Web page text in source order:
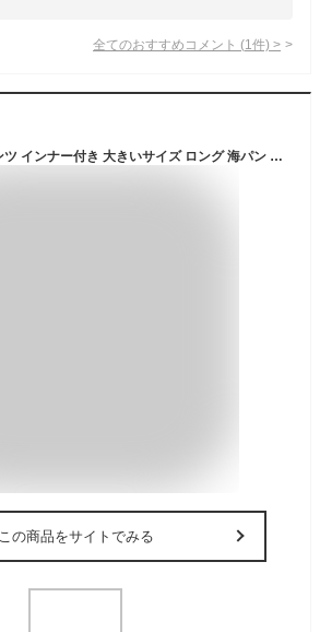
全てのおすすめコメント (1 件) >
メンズ 水着 サーフパンツ インナー付き 大きいサイズ ロング 海パン ボードショーツ フィジーク 男性用 海水パンツ メッシュ メンズ水着 速乾 水陸両用 3L 4L 5L ns-2517-10
この商品をサイトでみる